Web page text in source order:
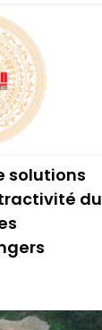
solutions
du